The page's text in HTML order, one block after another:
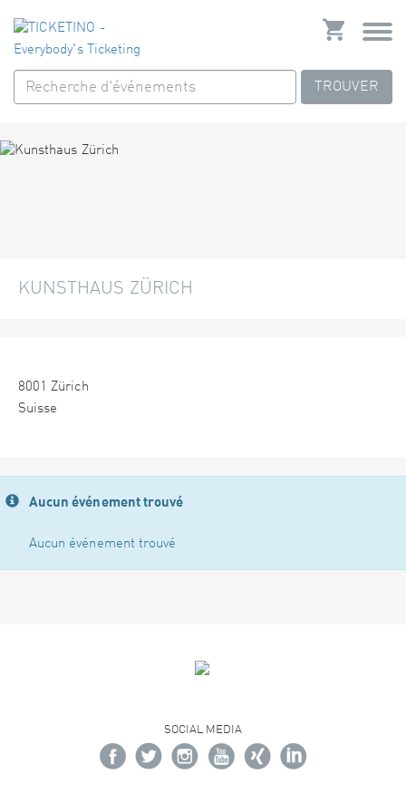
TROUVER
KUNSTHAUS ZÜRICH
8001 Zürich
Suisse
Aucun événement trouvé
Aucun événement trouvé
SOCIAL MEDIA